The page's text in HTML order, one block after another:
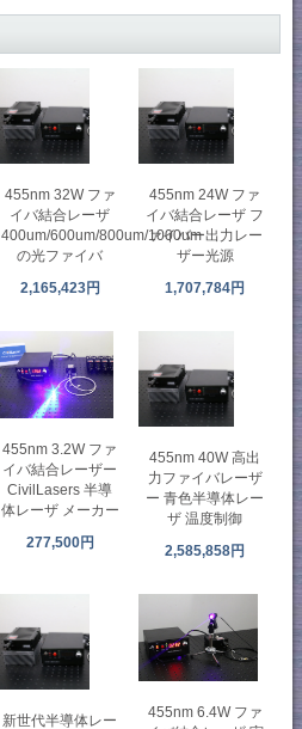
455nm 32W ファ
イバ結合レーザ
400um/600um/800um/1000um
の光ファイバ
2,165,423円
455nm 24W ファ
イバ結合レーザ フ
ァイバー出力レー
ザー光源
1,707,784円
455nm 3.2W ファ
イバ結合レーザー
CivilLasers 半導
体レーザ メーカー
277,500円
455nm 40W 高出
力ファイバレーザ
ー 青色半導体レー
ザ 温度制御
2,585,858円
新世代半導体レー
455nm 6.4W ファ